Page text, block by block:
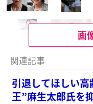
画
関連記事
引退してほしい
王”麻生太郎氏を